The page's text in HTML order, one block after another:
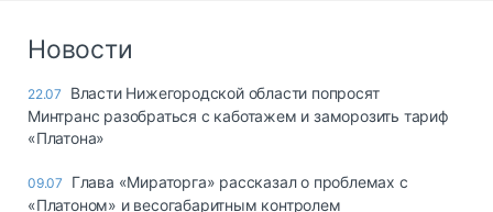
Новости
22.07
Власти Нижегородской области попросят
Минтранс разобраться с каботажем и заморозить тариф
«Платона»
09.07
Глава «Мираторга» рассказал о проблемах с
«Платоном» и весогабаритным контролем